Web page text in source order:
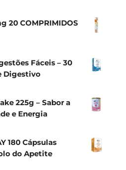
20 COMPRIMIDOS
Fáceis – 30
Digestivo
225g – Sabor a
e Energia
180 Cápsulas
do Apetite